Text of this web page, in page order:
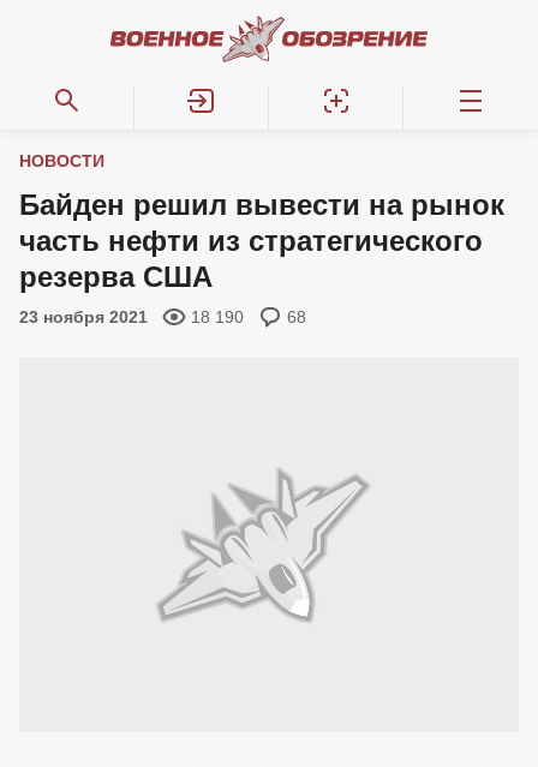
НОВОСТИ
Байден решил вывести на рынок
часть нефти из стратегического
резерва США
23 ноября 2021 18 190 68